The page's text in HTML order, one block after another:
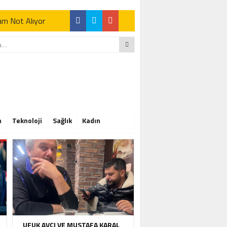
Not Alıyor
Not Alıyor
Teknoloji Sağlık Kadın
UFUK AVCI VE MUSTAFA KARAL